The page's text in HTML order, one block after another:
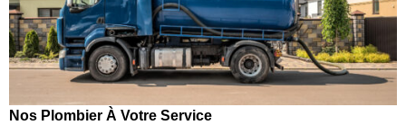
Nos Plombier À Votre Service